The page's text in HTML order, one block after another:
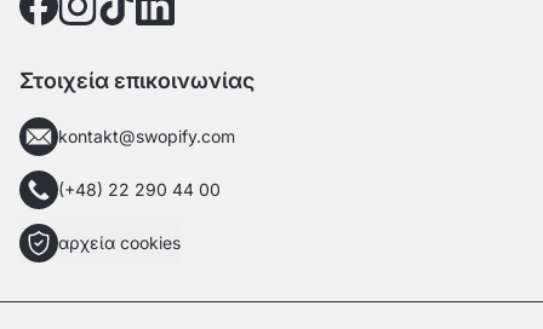
Στοιχεία επικοινωνίας
kontakt@swopify.com
(+48) 22 290 44 00
αρχεία cookies